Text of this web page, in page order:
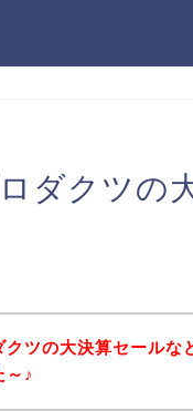
ダクツの
ツの大決算セールな
～♪